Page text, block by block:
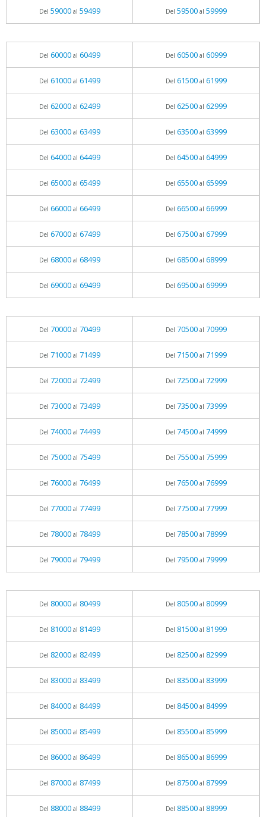
Del 59000al 59499 Del 59500al 59999
Del 60000al 60499 Del 60500al 60999
Del 61000al 61499 Del 61500al 61999
Del 62000al 62499 Del 62500al 62999
Del 63000al 63499 Del 63500al 63999
Del 64000al 64499 Del 64500al 64999
Del 65000al 65499 Del 65500al 65999
Del 66000al 66499 Del 66500al 66999
Del 67000al 67499 Del 67500al 67999
Del 68000al 68499 Del 68500al 68999
Del 69000al 69499 Del 69500al 69999
Del 70000al 70499 Del 70500al 70999
Del 71000al 71499 Del 71500al 71999
Del 72000al 72499 Del 72500al 72999
Del 73000al 73499 Del 73500al 73999
Del 74000al 74499 Del 74500al 74999
Del 75000al 75499 Del 75500al 75999
Del 76000al 76499 Del 76500al 76999
Del 77000al 77499 Del 77500al 77999
Del 78000al 78499 Del 78500al 78999
Del 79000al 79499 Del 79500al 79999
Del 80000al 80499 Del 80500al 80999
Del 81000al 81499 Del 81500al 81999
Del 82000al 82499 Del 82500al 82999
Del 83000al 83499 Del 83500al 83999
Del 84000al 84499 Del 84500al 84999
Del 85000al 85499 Del 85500al 85999
Del 86000al 86499 Del 86500al 86999
Del 87000al 87499 Del 87500al 87999
Del 88000al 88499 Del 88500al 88999